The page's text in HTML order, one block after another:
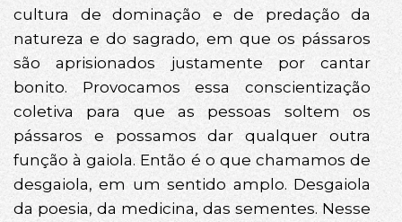
cultura de dominação e de predação da
natureza e do sagrado, em que os pássaros
são aprisionados justamente por cantar
bonito. Provocamos essa conscientização
coletiva para que as pessoas soltem os
pássaros e possamos dar qualquer outra
função à gaiola. Então é o que chamamos de
desgaiola, em um sentido amplo. Desgaiola
da poesia, da medicina, das sementes. Nesse